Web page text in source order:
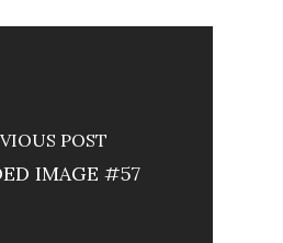
POST
IMAGE #57